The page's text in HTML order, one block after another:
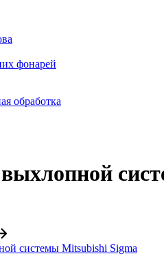
фонарей
обработка
выхлопной
системы Mitsubishi Sigma